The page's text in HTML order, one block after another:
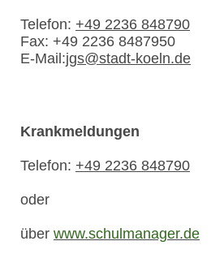
Telefon: +49 2236 848790
Fax: +49 2236 8487950
E-Mail:jgs@stadt-koeln.de
Krankmeldungen
Telefon: +49 2236 848790
oder
über www.schulmanager.de